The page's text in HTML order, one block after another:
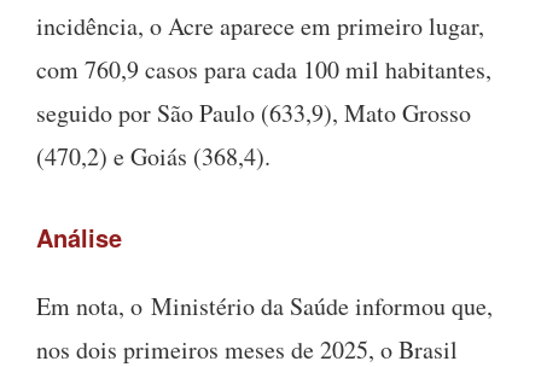
incidência, o Acre aparece em primeiro lugar,
com 760,9 casos para cada 100 mil habitantes,
seguido por São Paulo (633,9), Mato Grosso
(470,2) e Goiás (368,4).
Análise
Em nota, o Ministério da Saúde informou que,
nos dois primeiros meses de 2025, o Brasil